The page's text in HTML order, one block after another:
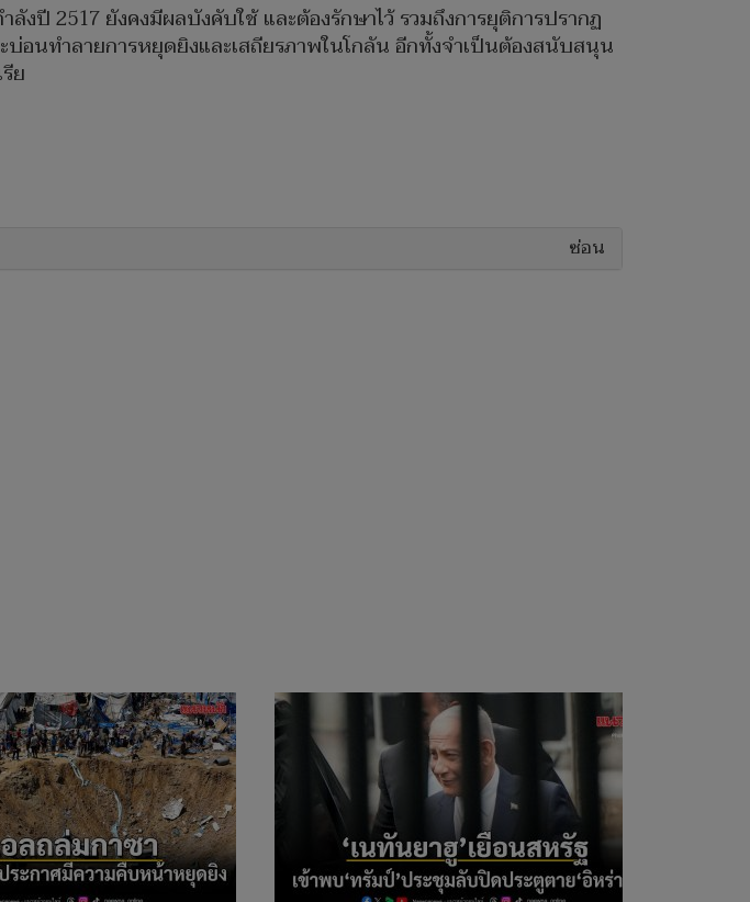
งปี 2517 ยังคงมีผลบังคับใช้ และต้องรักษาไว้ รวมถึงการยุติการปรากฏ
อนทำลายการหยุดยิงและเสถียรภาพในโกลัน อีกทั้งจำเป็นต้องสนับสนุน
ย
ซ่อน